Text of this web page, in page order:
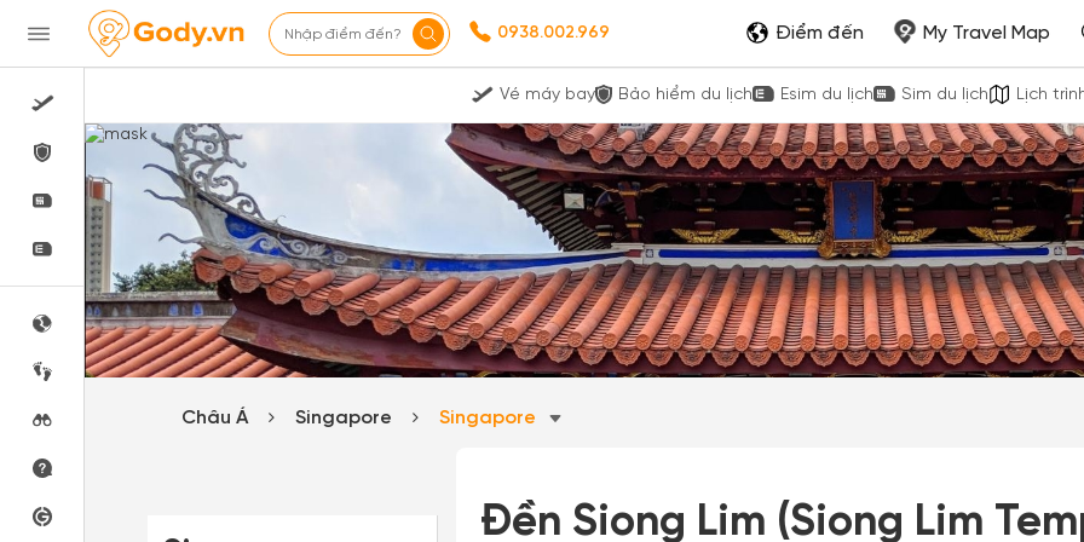
Nhập điểm đến? 0938.002.969 Điểm đến My Travel Map
Vé máy bay Bảo hiểm du lịch Esim du lịch Sim du lịch Lịch
Châu Á Singapore Singapore
Đền Siong Lim (Siong Lim